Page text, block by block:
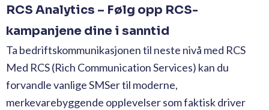
RCS Analytics – Følg opp RCS-
kampanjene dine i sanntid
Ta bedriftskommunikasjonen til neste nivå med RCS
Med RCS (Rich Communication Services) kan du
forvandle vanlige SMSer til moderne,
merkevarebyggende opplevelser som faktisk driver